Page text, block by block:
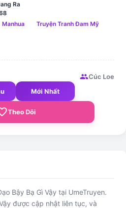
Ra
Manhua Truyện Tranh Đam Mỹ
groupCúc Loe
Mới Nhất
Theo Dõi
Bậy Bạ Gì Vậy tại UmeTruyen.
được cập nhật liên tục, và